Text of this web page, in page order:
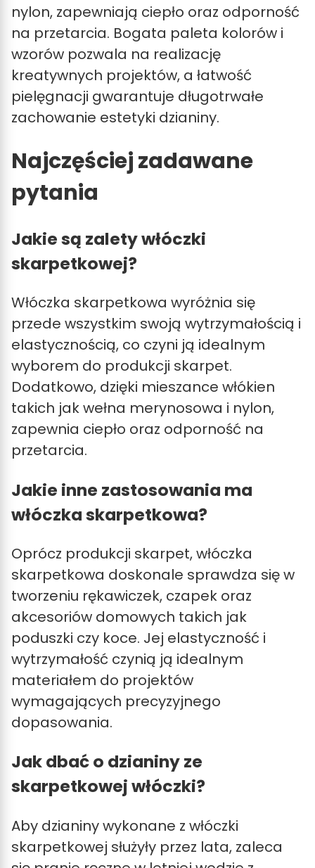
nylon, zapewniają ciepło oraz odporność
na przetarcia. Bogata paleta kolorów i
wzorów pozwala na realizację
kreatywnych projektów, a łatwość
pielęgnacji gwarantuje długotrwałe
zachowanie estetyki dzianiny.
Najczęściej zadawane
pytania
Jakie są zalety włóczki
skarpetkowej?
Włóczka skarpetkowa wyróżnia się
przede wszystkim swoją wytrzymałością i
elastycznością, co czyni ją idealnym
wyborem do produkcji skarpet.
Dodatkowo, dzięki mieszance włókien
takich jak wełna merynosowa i nylon,
zapewnia ciepło oraz odporność na
przetarcia.
Jakie inne zastosowania ma
włóczka skarpetkowa?
Oprócz produkcji skarpet, włóczka
skarpetkowa doskonale sprawdza się w
tworzeniu rękawiczek, czapek oraz
akcesoriów domowych takich jak
poduszki czy koce. Jej elastyczność i
wytrzymałość czynią ją idealnym
materiałem do projektów
wymagających precyzyjnego
dopasowania.
Jak dbać o dzianiny ze
skarpetkowej włóczki?
Aby dzianiny wykonane z włóczki
skarpetkowej służyły przez lata, zaleca